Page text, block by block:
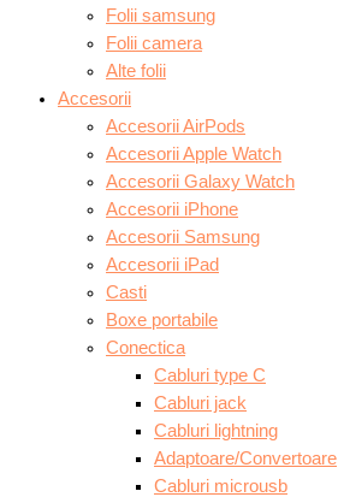
Folii samsung
Folii camera
Alte folii
Accesorii
Accesorii AirPods
Accesorii Apple Watch
Accesorii Galaxy Watch
Accesorii iPhone
Accesorii Samsung
Accesorii iPad
Casti
Boxe portabile
Conectica
Cabluri type C
Cabluri jack
Cabluri lightning
Adaptoare/Convertoare
Cabluri microusb